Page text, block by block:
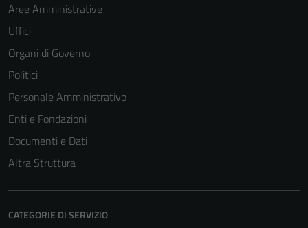
Aree Amministrative
Uffici
Organi di Governo
Politici
Personale Amministrativo
Enti e Fondazioni
Documenti e Dati
Altra Struttura
CATEGORIE DI SERVIZIO